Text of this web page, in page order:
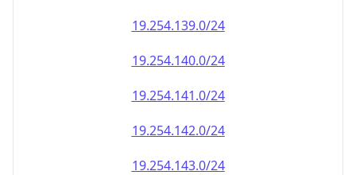
19.254.139.0/24
19.254.140.0/24
19.254.141.0/24
19.254.142.0/24
19.254.143.0/24